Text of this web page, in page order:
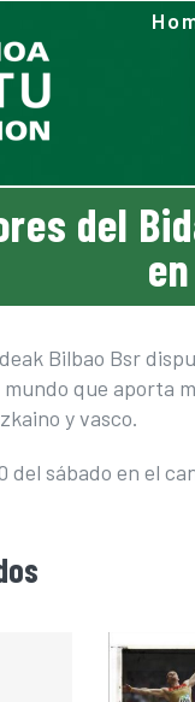
del
Bilbao Bsr
que aporta
y vasco.
del sábado en el